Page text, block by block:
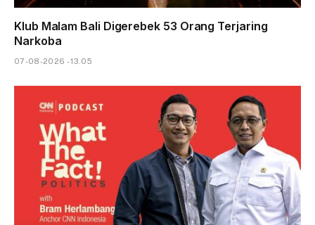
Klub Malam Bali Digerebek 53 Orang Terjaring
Narkoba
07-08-2026 - 13.05